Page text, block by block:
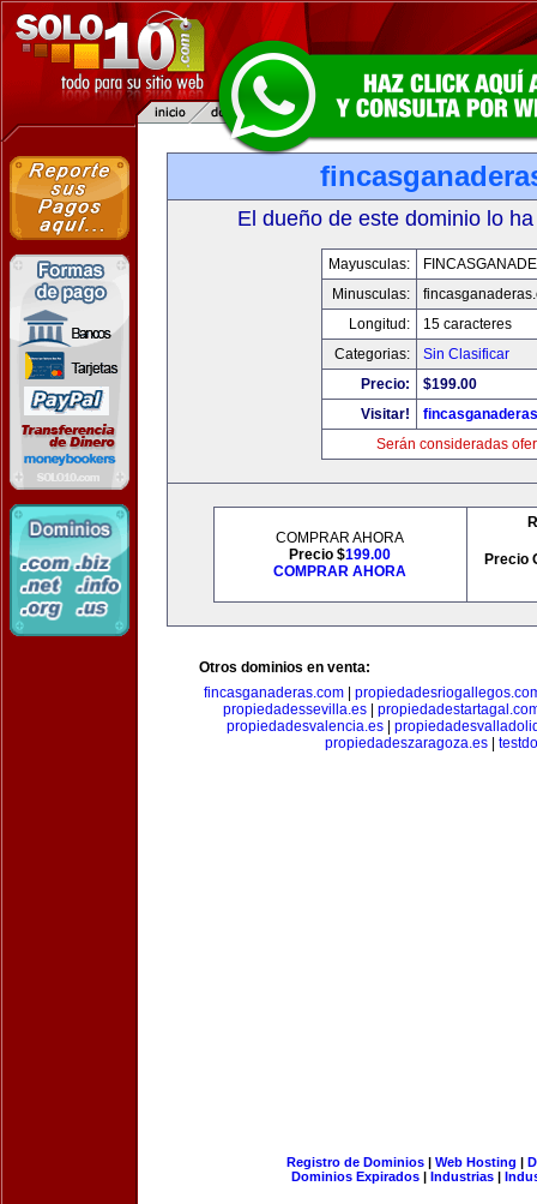
El dueño de este dominio lo
Mayusculas:
Minusculas:
Longitud:
15 caracteres
Categorias:
Sin Clasificar
Precio:
$199.00
Visitar!
Serán consideradas
COMPRAR AHORA
Precio $199.00
COMPRAR AHORA
Precio
Otros dominios en venta:
fincasganaderas.com
propiedadessevilla.es
propiedadesvalencia.es|
propiedadeszaragoza.es|
Registro de Dominios| Web Hosting |
Dominios Expirados | Industrias |